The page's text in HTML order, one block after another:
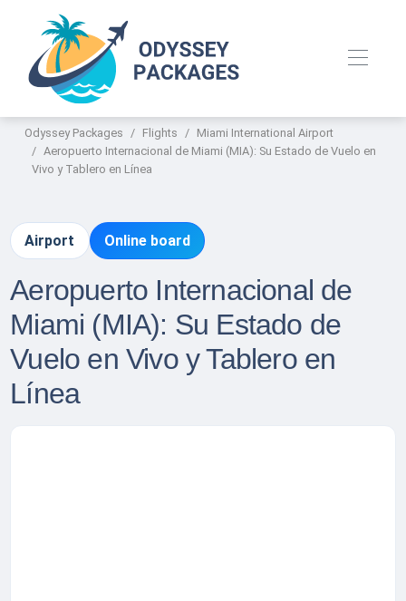
Odyssey Packages Flights
Miami International Airport
Aeropuerto Internacional de Miami (MIA): Su Estado de Vuelo en
Vivo y Tablero en Línea
Airport Online board
Aeropuerto Internacional de
Miami (MIA): Su Estado de
Vuelo en Vivo y Tablero en
Línea